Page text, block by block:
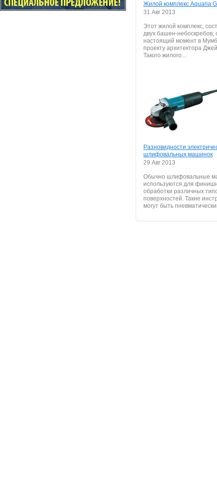
Жилой комплекс Aquaria
31 Авг 2013
Этот жилой комплекс,
двух башен-небоскребов,
настоящий момент в
проекту архитектора
Такого жилого...
Разновидности
шлифовальных машинок
29 Авг 2013
Обычно шлифовальные
используются для
обработки различных
поверхностей. Такие
могут быть